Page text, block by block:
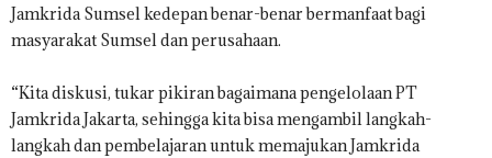
Jamkrida Sumsel kedepan benar-benar bermanfaat bagi
masyarakat Sumsel dan perusahaan.
“Kita diskusi, tukar pikiran bagaimana pengelolaan PT
Jamkrida Jakarta, sehingga kita bisa mengambil langkah-
langkah dan pembelajaran untuk memajukan Jamkrida